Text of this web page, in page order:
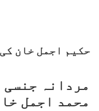
حکیم اجمل خان
مردانہ جنسی
محمد اجمل